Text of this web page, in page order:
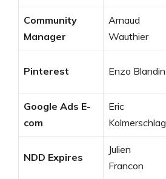
Community
Manager
Arnaud
Wauthier
Pinterest Enzo Blandin
Google Ads E-
com
Eric
Kolmerschlag
NDD Expires
Julien
Francon